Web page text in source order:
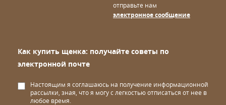
отправьте нам
электронное сообщение
Как купить щенка: получайте советы по
электронной почте
Настоящим я соглашаюсь на получение информационной
рассылки, зная, что я могу с легкостью отписаться от нее в
любое время.